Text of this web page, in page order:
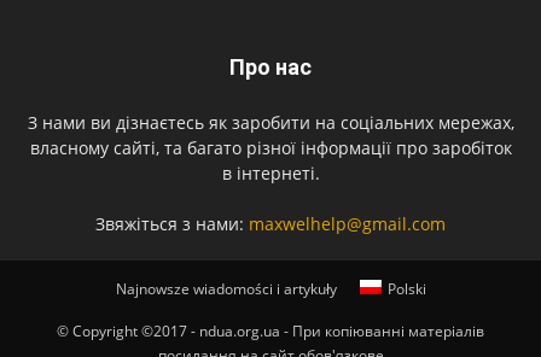
Про нас
З нами ви дізнаєтесь як заробити на соціальних мережах,
власному сайті, та багато різної інформації про заробіток
в інтернеті.
Звяжіться з нами: maxwelhelp@gmail.com
Najnowsze wiadomości i artykuły Polski
© Copyright ©2017 - ndua.org.ua - При копіюванні матеріалів